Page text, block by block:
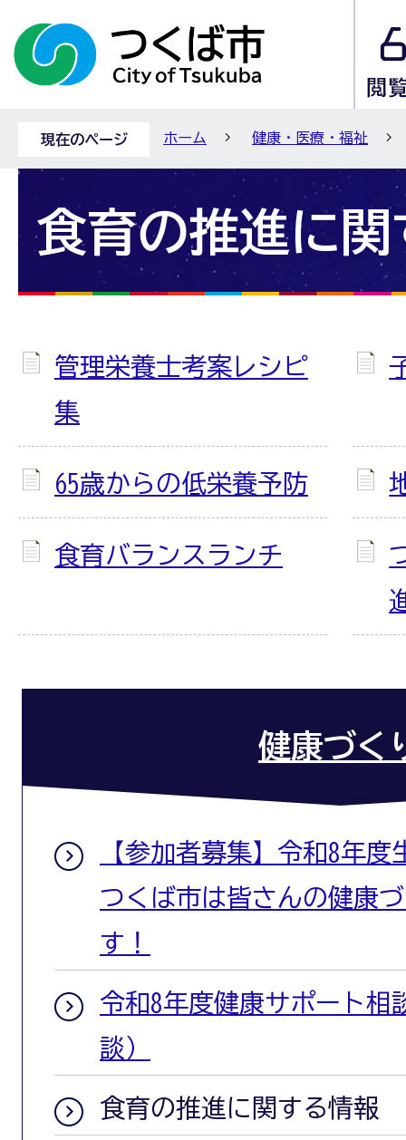
現在のページ ホーム 健康・医療・福祉
食育の推進に関
管理栄養士考案レシピ
集
65歳からの低栄養予防
食育バランスランチ
健康づく
【参加者募集】令和8年
つくば市は皆さんの健康
す！
令和8年度健康サポート相
談）
食育の推進に関する情報